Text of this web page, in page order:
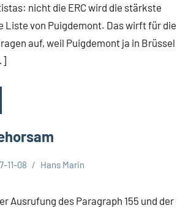
nicht die ERC wird die stärkste
Liste von Puigdemont. Das wirft für die
auf, weil Puigdemont ja in Brüssel
11-08 Hans Marin
Ausrufung des Paragraph 155 und der